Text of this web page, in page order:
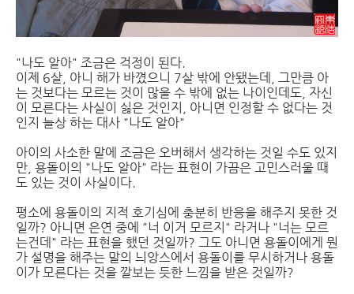
"나도 알아" 조금은 걱정이 된다.
이제 6살, 아니 해가 바꼈으니 7살 밖에 안됐는데, 그만큼 아
는 것보다는 모르는 것이 많을 수 밖에 없는 나이인데도, 자신
이 모른다는 사실이 싫은 것인지, 아니면 인정할 수 없다는 것
인지 늘상 하는 대사 "나도 알아"
아이의 사소한 말에 조금은 오버해서 생각하는 것일 수도 있지
만, 용돌이의 "나도 알아" 라는 표현이 가끔은 고민스러울 때
도 있는 것이 사실이다.
평소에 용돌이의 지적 호기심에 충분히 반응을 해주지 못한 것
일까? 아니면 은연 중에 "너 이거 모르지" 라거나 "너는 모르
는건데" 라는 표현을 했던 것일까? 그도 아니면 용돌이에게 뭔
가 설명을 해주는 말의 늬앙스에서 용돌이를 무시하거나 용돌
이가 모른다는 것을 깔보는 듯한 느낌을 받은 것일까?